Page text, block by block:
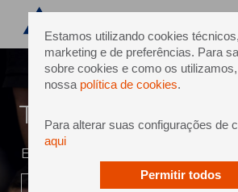
Estamos utilizando cookies
marketing e de preferências. Para
sobre cookies e como os
nossa política de cookies.
Para alterar suas configurações de
aqui
Permitir todos
Training
Expert support along your path